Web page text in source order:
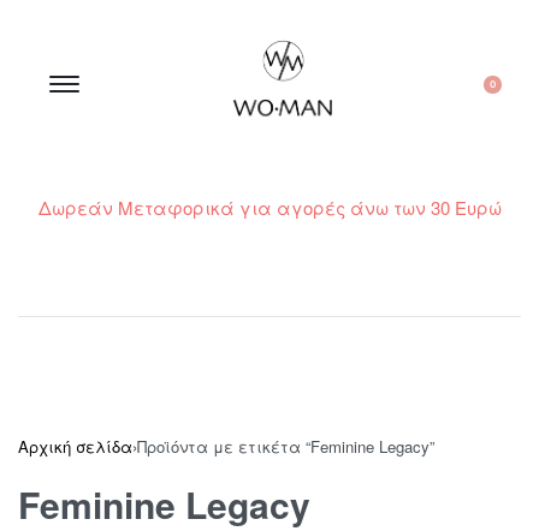
0
Δωρεάν Μεταφορικά για αγορές άνω των 30 Ευρώ
Αρχική σελίδα›Προϊόντα με ετικέτα “Feminine Legacy”
Feminine Legacy